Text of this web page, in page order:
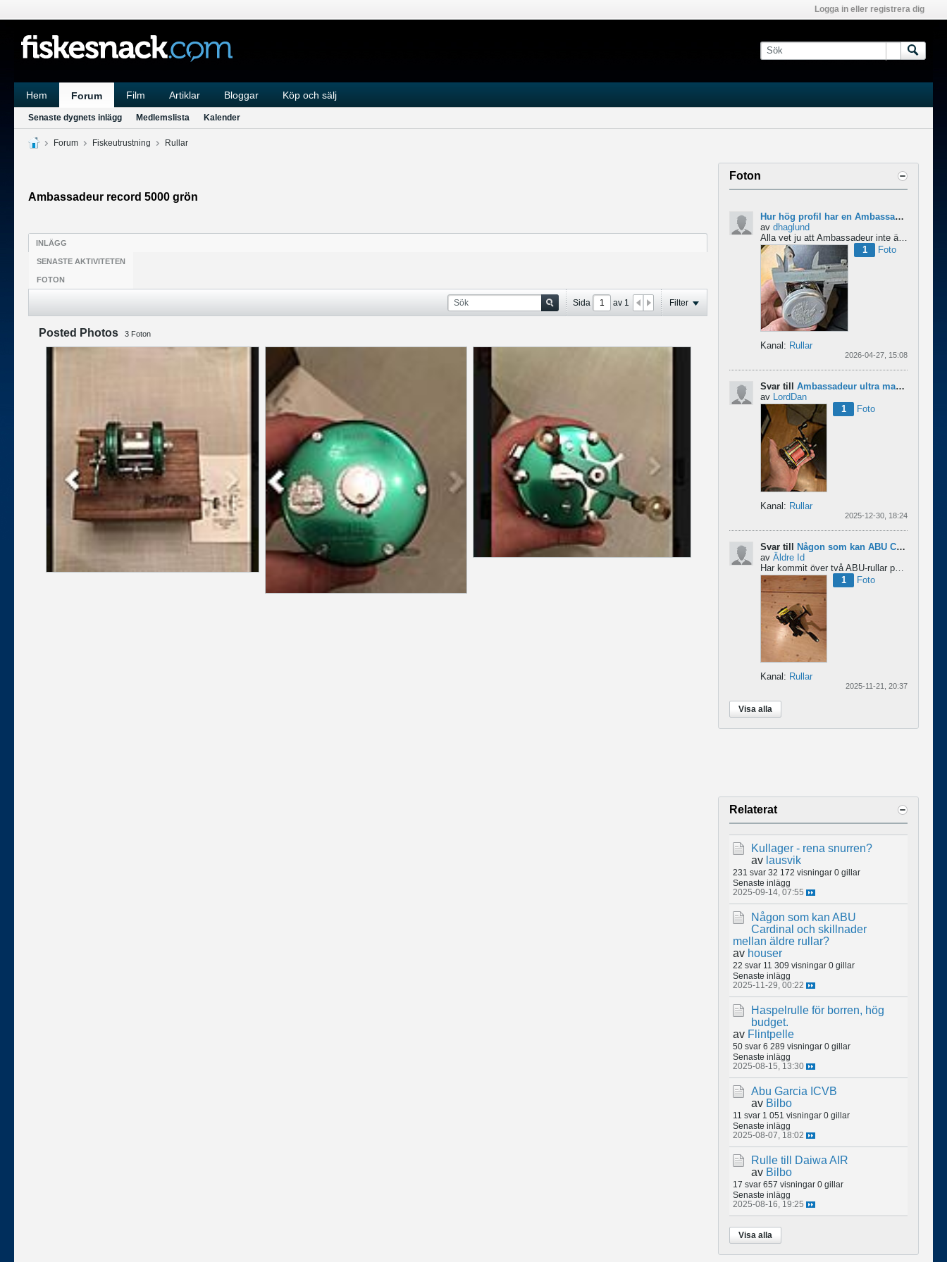
Logga in eller registrera dig
Hem Forum Film Artiklar Bloggar Köp och sälj
Senaste dygnets inlägg Medlemslista Kalender
Forum Fiskeutrustning Rullar
Ambassadeur record 5000 grön
INLÄGG
SENASTE AKTIVITETEN
FOTON
Sida av 1 Filter
Posted Photos 3 Foton
Foton
Hur hög profil har en Ambassadeur?
av dhaglund
Alla vet ju att Ambassadeur inte är en lågprofilrulle, det är tydligt. Men hur hög profil har de egentligen?...
1
Foto
Kanal: Rullar
2026-04-27, 15:08
Svar till Ambassadeur ultra mag xl 3
av
LordDan
1
Foto
Kanal: Rullar
2025-12-30, 18:24
Svar till Någon som kan ABU Cardinal och skillnader mellan äldre rullar?
av Äldre Id
1
Foto
Kanal: Rullar
2025-11-21, 20:37
Visa alla
Relaterat
Kullager - rena snurren?
av lausvik
231 svar 32 172 visningar 0 gillar
Senaste inlägg
2025-09-14, 07:55
Någon som kan ABU
Cardinal och skillnader
mellan äldre rullar?
av houser
22 svar 11 309 visningar 0 gillar
Senaste inlägg
2025-11-29, 00:22
Haspelrulle för borren, hög
budget.
av Flintpelle
50 svar 6 289 visningar 0 gillar
Senaste inlägg
2025-08-15, 13:30
Abu Garcia ICVB
av Bilbo
11 svar 1 051 visningar 0 gillar
Senaste inlägg
2025-08-07, 18:02
Rulle till Daiwa AIR
av Bilbo
17 svar 657 visningar 0 gillar
Senaste inlägg
2025-08-16, 19:25
Visa alla